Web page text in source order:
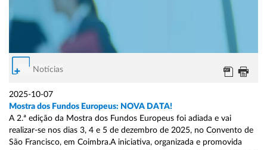
Notícias
2025-10-07
Mostra dos Fundos Europeus: NOVA DATA!
A 2.ª edição da Mostra dos Fundos Europeus foi adiada e vai
realizar-se nos dias 3, 4 e 5 de dezembro de 2025, no Convento de
São Francisco, em Coimbra.A iniciativa, organizada e promovida